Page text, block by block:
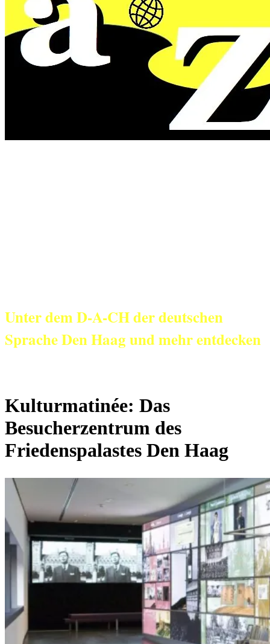
Unter dem D-A-CH der deutschen
Sprache Den Haag und mehr entdecken
Kulturmatinée: Das
Besucherzentrum des
Friedenspalastes Den Haag